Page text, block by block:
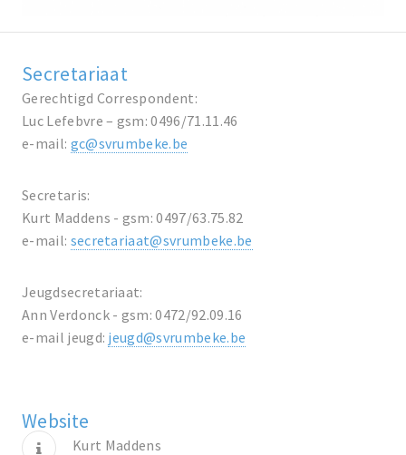
Secretariaat
Gerechtigd Correspondent:
Luc Lefebvre – gsm: 0496/71.11.46
e-mail: gc@svrumbeke.be
Secretaris:
Kurt Maddens - gsm: 0497/63.75.82
e-mail: secretariaat@svrumbeke.be
Jeugdsecretariaat:
Ann Verdonck - gsm: 0472/92.09.16
e-mail jeugd: jeugd@svrumbeke.be
Website
Kurt Maddens